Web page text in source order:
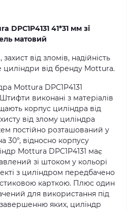
41*31 мм зі
матовий
від зломів, надійність
циліндри від бренду Mottura.
Mottura DPC1P4131
виконані з матеріалів
корпус циліндра від
від злому циліндра
постійно розташований у
30°, відносно корпусу
Mottura DPC1P4131 має
зі штоком у кольорі
з циліндром передбачено
карткою. Плюс один
для використання під
яких, циліндр